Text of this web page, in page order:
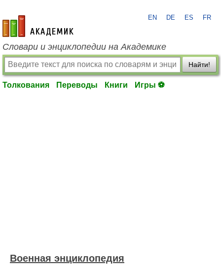
academic.ru
EN DE ES FR
Словари и энциклопедии на Академике
Найти!
Толкования Переводы Книги Игры ⚽
Военная энциклопедия